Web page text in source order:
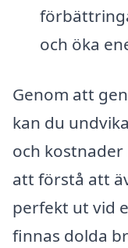
och öka
Genom att
kan du
och
att förstå att
perfekt ut vid
finnas dolda